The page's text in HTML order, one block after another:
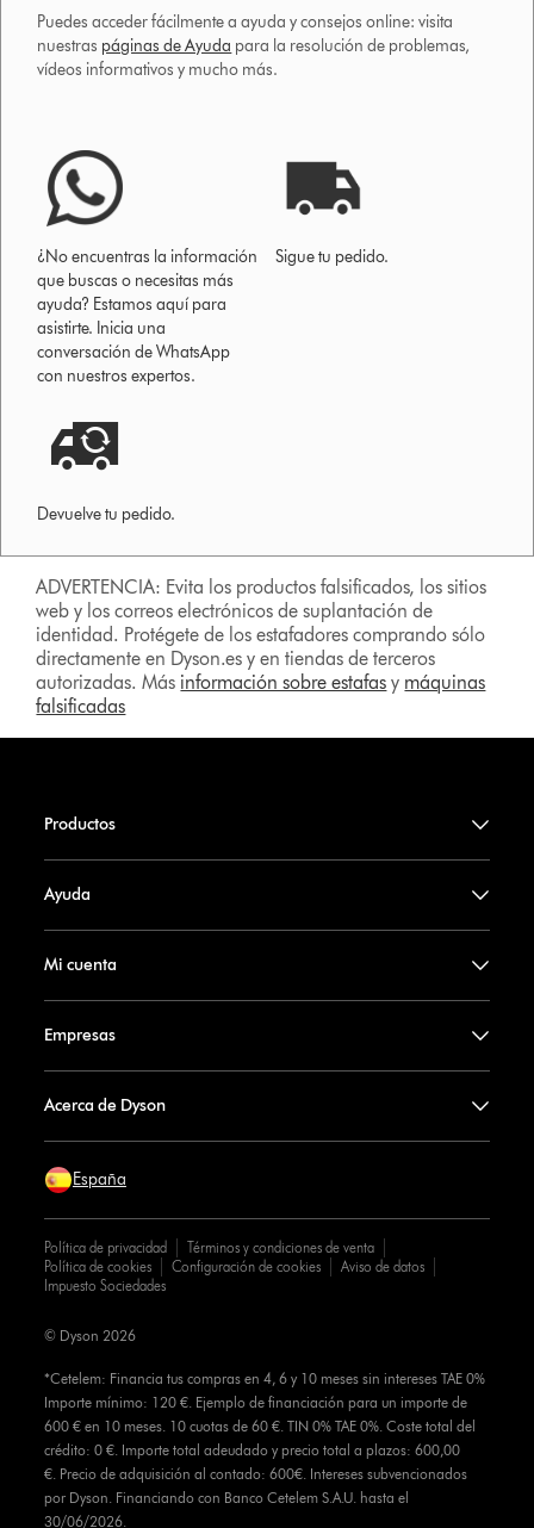
Puedes acceder fácilmente a ayuda y consejos online: visita
nuestras páginas de Ayuda para la resolución de problemas,
vídeos informativos y mucho más.
¿No encuentras la información
que buscas o necesitas más
ayuda? Estamos aquí para
asistirte. Inicia una
conversación de WhatsApp
con nuestros expertos.
Sigue tu pedido.
Devuelve tu pedido.
ADVERTENCIA: Evita los productos falsificados, los sitios
web y los correos electrónicos de suplantación de
identidad. Protégete de los estafadores comprando sólo
directamente en Dyson.es y en tiendas de terceros
autorizadas. Más información sobre estafas y máquinas
falsificadas
Productos
Ayuda
Mi cuenta
Empresas
Acerca de Dyson
España
Política de privacidad
Términos y condiciones de venta
Política de cookies
Configuración de cookies
Aviso de datos
Impuesto Sociedades
*Cetelem: Financia tus compras en 4, 6 y 10 meses sin intereses TAE 0%
Importe mínimo: 120 €. Ejemplo de financiación para un importe de
600 € en 10 meses. 10 cuotas de 60 €. TIN 0% TAE 0%. Coste total del
crédito: 0 €. Importe total adeudado y precio total a plazos: 600,00
€. Precio de adquisición al contado: 600€. Intereses subvencionados
por Dyson. Financiando con Banco Cetelem S.A.U. hasta el
30/06/2026.
© Dyson 2026